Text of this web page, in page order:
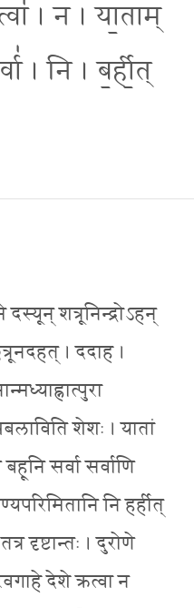
। न । या॒ताम्
। नि । ब॒र्ही॒त्
शत्रूनिन्द्रोऽहन्
। ददाह ।
शेशः । यातां
सर्वा सर्वाणि
नि हर्हीत्
दृष्टान्तः । दुरोणे
देशे क्रत्वा न